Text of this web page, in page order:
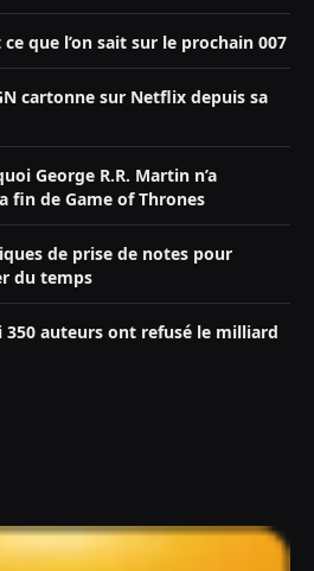
que l’on sait sur le prochain 007
cartonne sur Netflix depuis sa
George R.R. Martin n’a
fin de Game of Thrones
de prise de notes pour
du temps
auteurs ont refusé le milliard